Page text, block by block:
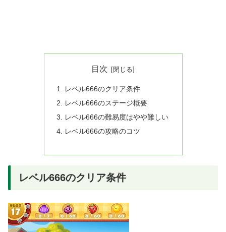
目次
レベル666のクリア条件
レベル666のステージ概要
レベル666の難易度はやや難しい
レベル666の攻略のコツ
レベル666のクリア条件